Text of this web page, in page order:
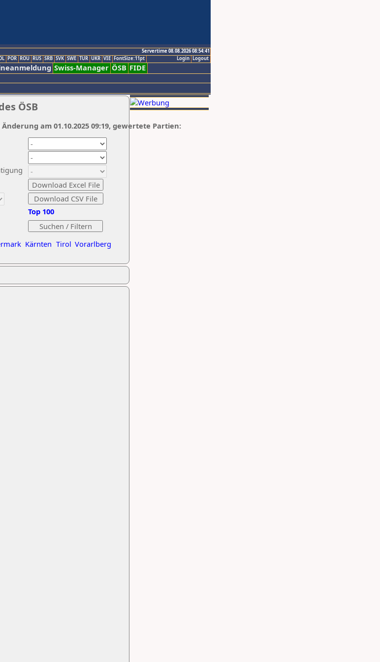
Servertime 08.08.2026 08:54:41
Logout
Login
POR ROU RUS SRB SVK SWE TUR UKR VIE FontSize:11pt
Swiss-Manager ÖSB FIDE
ÖSB
Kärnten Tirol Vorarlberg
Top 100
Änderung am 01.10.2025 09:19, gewertete Partien: